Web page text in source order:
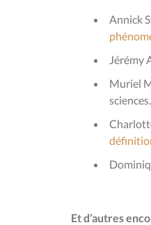
Annick
Jérémy
Muriel
Et d’autres